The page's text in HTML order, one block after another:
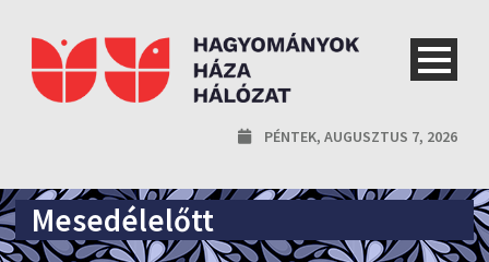
PÉNTEK, AUGUSZTUS 7, 2026
Mesedélelőtt